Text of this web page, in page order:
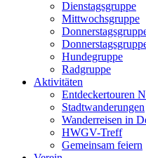
Dienstagsgruppe
Mittwochsgruppe
Hundegruppe
Radgruppe
Aktivitäten
Entdeckertouren
Stadtwanderungen
Wanderreisen in
HWGV-Treff
Gemeinsam feiern